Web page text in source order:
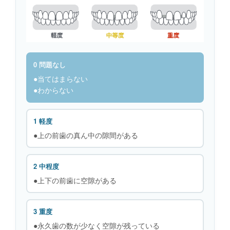
0 問題なし
●当てはまらない
●わからない
1 軽度
●上の前歯の真ん中の隙間がある
2 中程度
●上下の前歯に空隙がある
3 重度
●永久歯の数が少なく空隙が残っている